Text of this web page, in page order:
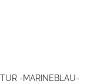
-MARINEBLAU-